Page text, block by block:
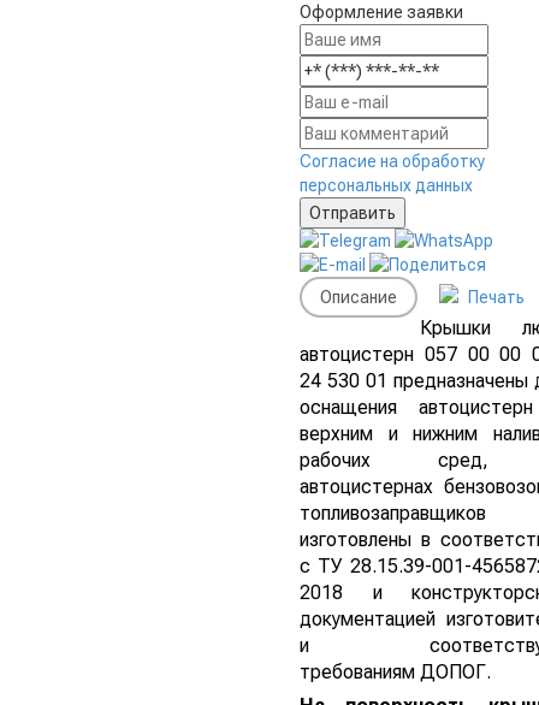
Оформление заявки
Согласие на обработку
персональных данных
Описание Печать
Крышки
автоцистерн 057 00 00
24 530 01 предназначены
оснащения
верхним и нижним
рабочих
автоцистернах
изготовлены в
с ТУ 28.15.39-001-
2018 и
документацией
и
требованиям ДОПОГ.